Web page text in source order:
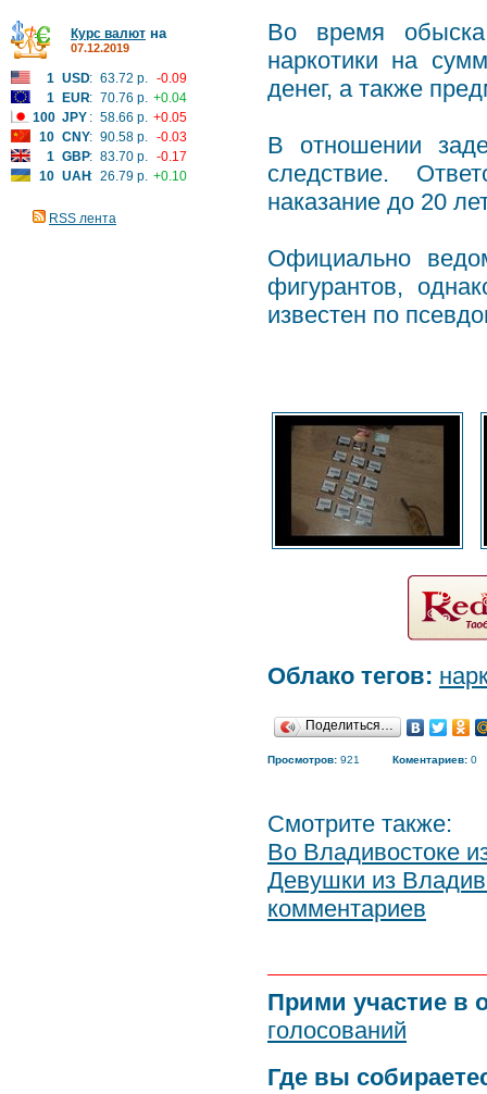
Курс валют на
07.12.2019
1 USD: 63.72 р. -0.09
1
EUR: 70.76 р. +0.04
100 JPY : 58.66 р. +0.05
10 CNY: 90.58 р. -0.03
1 GBP: 83.70 р. -0.17
10 UAH: 26.79 р. +0.10
RSS лента
Во время
наркотики на
денег, а также
В отношении
следствие.
наказание до 20
Официально
фигурантов,
известен по
Облако тегов:
Поделиться…
Просмотров: 921 Коментариев: 0
Смотрите также:
Во Владивостоке
Девушки из
комментариев
Прими участие в
голосований
Где вы